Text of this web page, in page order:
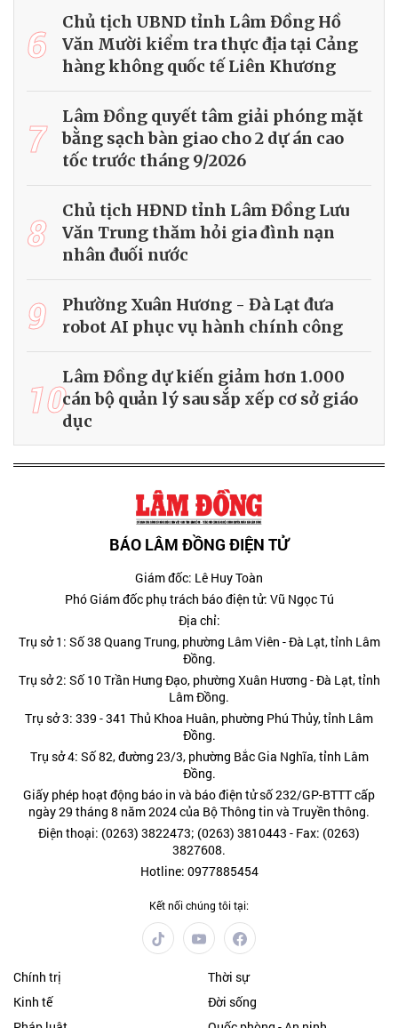
6
Chủ tịch UBND tỉnh Lâm Đồng Hồ
Văn Mười kiểm tra thực địa tại Cảng
hàng không quốc tế Liên Khương
7
Lâm Đồng quyết tâm giải phóng mặt
bằng sạch bàn giao cho 2 dự án cao
tốc trước tháng 9/2026
8
Chủ tịch HĐND tỉnh Lâm Đồng Lưu
Văn Trung thăm hỏi gia đình nạn
nhân đuối nước
9
Phường Xuân Hương - Đà Lạt đưa
robot AI phục vụ hành chính công
10Lâm Đồng dự kiến giảm hơn 1.000
cán bộ quản lý sau sắp xếp cơ sở giáo
dục
BÁO LÂM ĐỒNG ĐIỆN TỬ
Giám đốc: Lê Huy Toàn
Phó Giám đốc phụ trách báo điện tử: Vũ Ngọc Tú
Địa chỉ:
Trụ sở 1: Số 38 Quang Trung, phường Lâm Viên - Đà Lạt, tỉnh Lâm
Đồng.
Trụ sở 2: Số 10 Trần Hưng Đạo, phường Xuân Hương - Đà Lạt, tỉnh
Lâm Đồng.
Trụ sở 3: 339 - 341 Thủ Khoa Huân, phường Phú Thủy, tỉnh Lâm
Đồng.
Trụ sở 4: Số 82, đường 23/3, phường Bắc Gia Nghĩa, tỉnh Lâm
Đồng.
Giấy phép hoạt động báo in và báo điện tử số 232/GP-BTTT cấp
ngày 29 tháng 8 năm 2024 của Bộ Thông tin và Truyền thông.
Điện thoại: (0263) 3822473; (0263) 3810443 - Fax: (0263)
3827608.
Hotline: 0977885454
Kết nối chúng tôi tại:
Chính trị
Thời sự
Kinh tế
Đời sống